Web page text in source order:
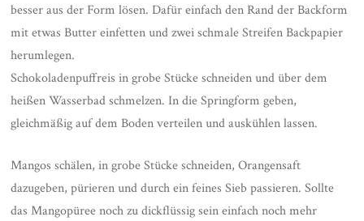
besser aus der Form lösen. Dafür einfach den Rand der Backform
mit etwas Butter einfetten und zwei schmale Streifen Backpapier
herumlegen.
Schokoladenpuffreis in grobe Stücke schneiden und über dem
heißen Wasserbad schmelzen. In die Springform geben,
gleichmäßig auf dem Boden verteilen und auskühlen lassen.
Mangos schälen, in grobe Stücke schneiden, Orangensaft
dazugeben, pürieren und durch ein feines Sieb passieren. Sollte
das Mangopüree noch zu dickflüssig sein einfach noch mehr